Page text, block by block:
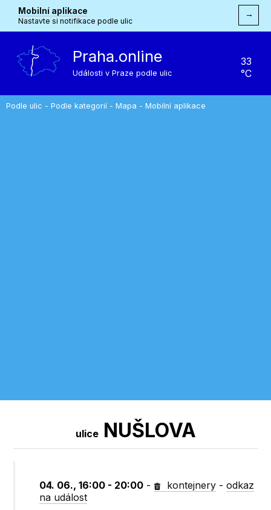
Mobilní aplikace
Nastavte si notifikace podle ulic
→
Praha.online
Události v Praze podle ulic
33
°C
Podle ulic - Podle kategorií - Mapa - Mobilní aplikace
uliceNUŠLOVA
04. 06., 16:00 - 20:00 - kontejnery -odkaz
na událost